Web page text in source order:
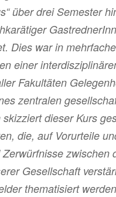
über drei Semester
Dies war in
einer
Fakultäten
zentralen
dieser Kurs
die, auf Vorurteile
zwischen
Gesellschaft
thematisiert